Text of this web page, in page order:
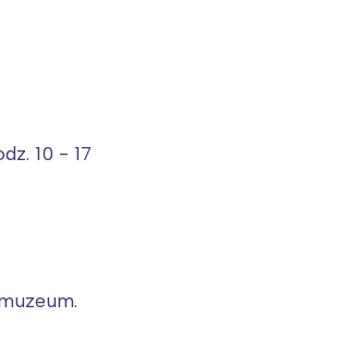
10 - 17